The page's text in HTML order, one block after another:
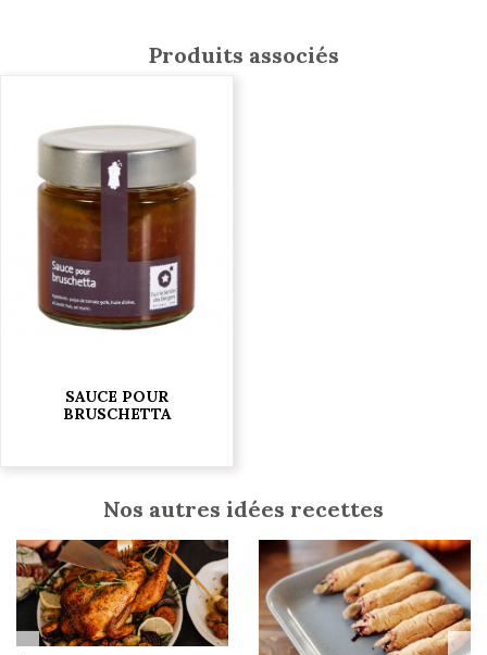
Produits associés
SAUCE POUR
BRUSCHETTA
Nos autres idées recettes